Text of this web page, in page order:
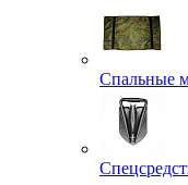
Спальные